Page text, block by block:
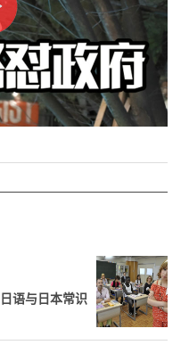
语与日本常识